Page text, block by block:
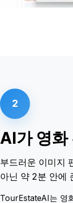
2
AI가 영화
부드러운 이미지
아닌 약 2분 안에
TourEstateAI는 영